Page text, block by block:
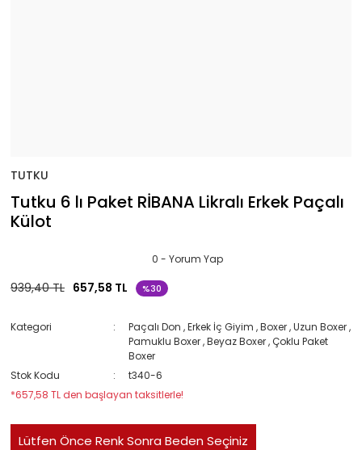
TUTKU
Tutku 6 lı Paket RİBANA Likralı Erkek Paçalı
Külot
0 - Yorum Yap
939,40 TL 657,58 TL %30
Kategori Paçalı Don ,Erkek İç Giyim ,Boxer ,Uzun Boxer ,
Pamuklu Boxer,Beyaz Boxer,Çoklu Paket
Boxer
Stok Kodu
t340-6
*657,58 TL den başlayan taksitlerle!
Lütfen Önce Renk Sonra Beden Seçiniz